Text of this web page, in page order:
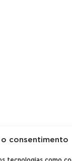
o consentimento